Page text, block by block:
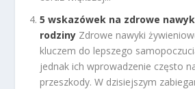
5 wskazówek na zdrowe
rodziny Zdrowe nawyki
kluczem do lepszego
jednak ich wprowadzenie często
przeszkody. W dzisiejszym